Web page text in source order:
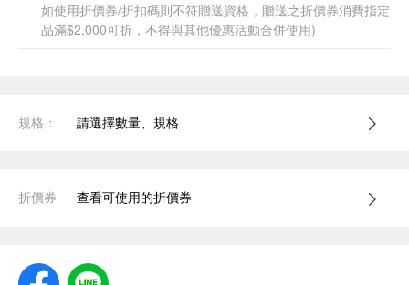
如使用折價券/折扣碼則不符贈送資格，贈送之折價券消費指定
品滿$2,000可折，不得與其他優惠活動合併使用)
規格： 請選擇數量、規格
折價券 查看可使用的折價券